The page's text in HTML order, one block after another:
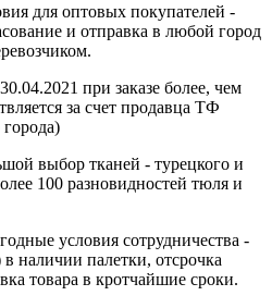
для оптовых покупателей -
и отправка в любой город
при заказе более, чем
за счет продавца ТФ
выбор тканей - турецкого и
100 разновидностей тюля и
условия сотрудничества -
наличии палетки, отсрочка
товара в кротчайшие сроки.